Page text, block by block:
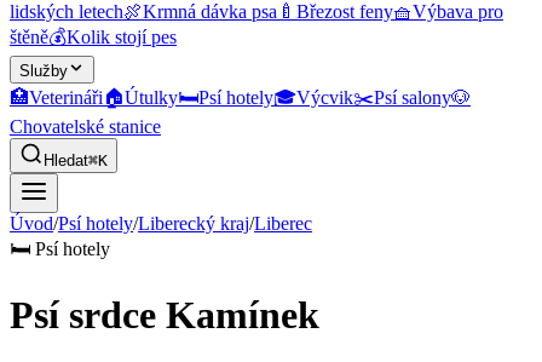
lidských letech🍖Krmná dávka psa 🍼 Březost feny🧺Výbava pro
štěně💰Kolik stojí pes
Služby
🏥Veterináři🏠Útulky🛏️Psí hotely🎓Výcvik✂️Psí salony🐶
Chovatelské stanice
Hledat⌘K
Úvod/Psí hotely/Liberecký kraj/Liberec
🛏️ Psí hotely
Psí srdce Kamínek